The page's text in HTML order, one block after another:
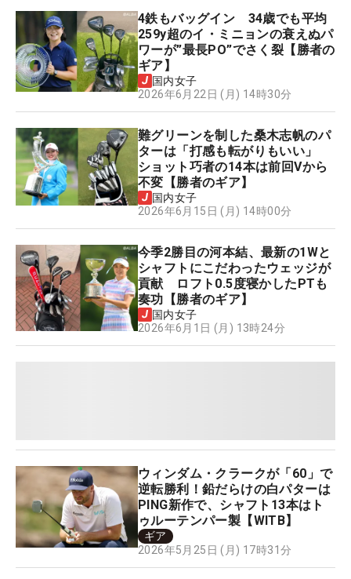
4鉄もバッグイン 34歳でも平均
259y超のイ・ミニョンの衰えぬパ
ワーが”最長PO”でさく裂【勝者の
ギア】
国内女子
2026年6月22日 (月) 14時30分
難グリーンを制した桑木志帆のパ
ターは「打感も転がりもいい」
ショット巧者の14本は前回Vから
不変【勝者のギア】
国内女子
2026年6月15日 (月) 14時00分
今季2勝目の河本結、最新の1Wと
シャフトにこだわったウェッジが
貢献 ロフト0.5度寝かしたPTも
奏功【勝者のギア】
国内女子
2026年6月1日 (月) 13時24分
ウィンダム・クラークが「60」で
逆転勝利！鉛だらけの白パターは
PING新作で、シャフト13本はト
ゥルーテンパー製【WITB】
ギア
2026年5月25日 (月) 17時31分